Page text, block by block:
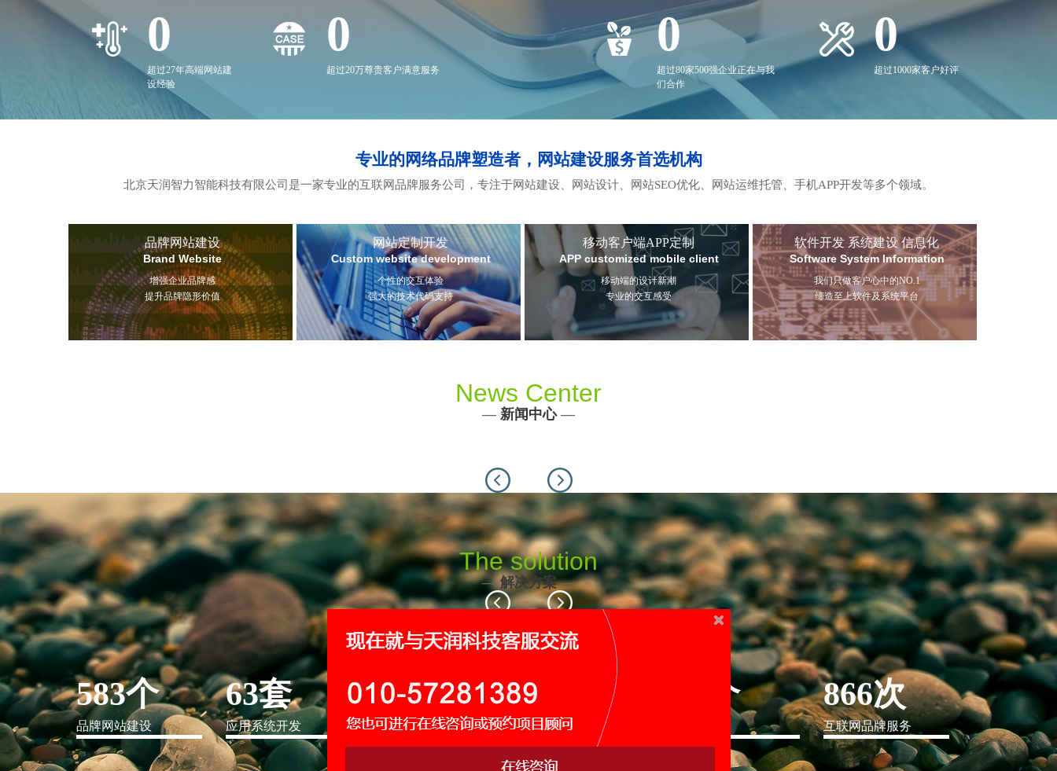
0
超过27年高端网站建
设经验
0
超过20万尊贵客户满意服务
0
超过80家500强企业正在与我
们合作
0
超过1000家客户好评
专业的网络品牌塑造者，网站建设服务首选机构
北京天润智力智能科技有限公司是一家专业的互联网品牌服务公司，专注于网站建设、网站设计、网站SEO优化、网站运维托管、手机APP开发等多个领域。
品牌网站建设
Brand Website
增强企业品牌感
提升品牌隐形价值
网站定制开发
Custom website development
个性的交互体验
强大的技术代码支持
移动客户端APP定制
APP customized mobile client
移动端的设计新潮
专业的交互感受
软件开发 系统建设 信息化
Software System Information
我们只做客户心中的NO.1
缔造至上软件及系统平台
News Center
— 新闻中心—
Previous Next
The solution
—解决方案—
IT行业解决方案 软件行业解决方案
Previous Next
583个
品牌网站建设
63套
应用系统开发
116个
网站运维托管
19个
手机APP开发
95个 866次
互联网品牌服务